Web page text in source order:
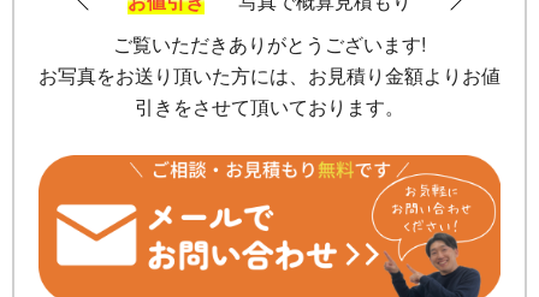
ご覧いただきありがとうございます!
お写真をお送り頂いた方には、お見積り金額よりお値
引きをさせて頂いております。